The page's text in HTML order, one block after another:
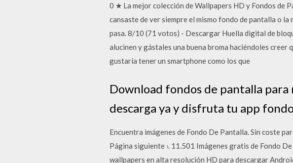
0 ★ La mejor colección de Wallpapers HD y Fondos de
cansaste de ver siempre el mismo fondo de pantalla o
pasa. 8/10 (71 votos) - Descargar Huella digital de
alucinen y gástales una buena broma haciéndoles
gustaría tener un smartphone como los que
Download fondos de pantalla
descarga ya y disfruta tu app
Encuentra imágenes de Fondo De Pantalla. Sin coste
Página siguiente ›. 11.501 Imágenes gratis de Fondo
wallpapers en alta resolución HD para descargar